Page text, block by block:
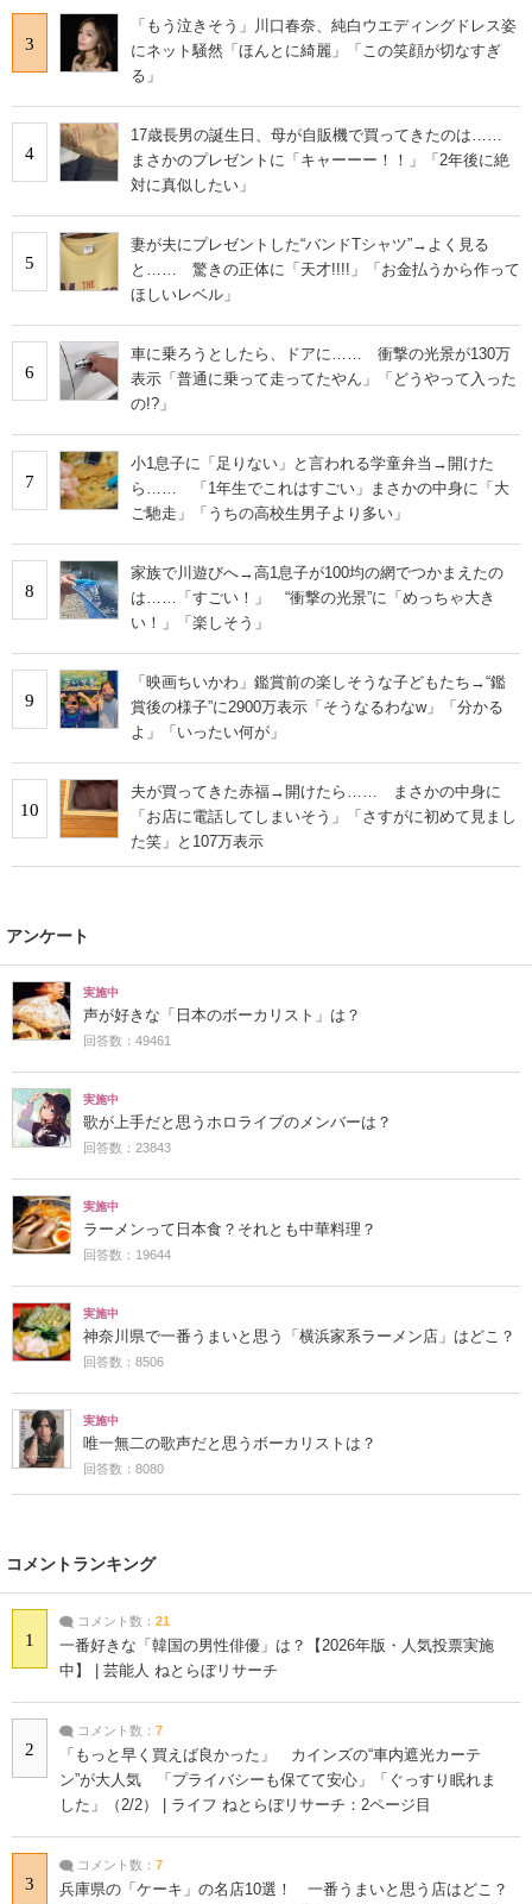
3
「もう泣きそう」川口春奈、純白ウエディングドレス姿
にネット騒然「ほんとに綺麗」「この笑顔が切なすぎ
る」
4
17歳長男の誕生日、母が自販機で買ってきたのは……
まさかのプレゼントに「キャーーー！！」「2年後に絶
対に真似したい」
5
妻が夫にプレゼントした“バンドTシャツ”→よく見る
と…… 驚きの正体に「天才!!!!」「お金払うから作って
ほしいレベル」
6
車に乗ろうとしたら、ドアに…… 衝撃の光景が130万
表示「普通に乗って走ってたやん」「どうやって入った
の!?」
7
小1息子に「足りない」と言われる学童弁当→開けた
ら…… 「1年生でこれはすごい」まさかの中身に「大
ご馳走」「うちの高校生男子より多い」
8
家族で川遊びへ→高1息子が100均の網でつかまえたの
は……「すごい！」 “衝撃の光景”に「めっちゃ大き
い！」「楽しそう」
9
「映画ちいかわ」鑑賞前の楽しそうな子どもたち→“鑑
賞後の様子”に2900万表示「そうなるわなw」「分かる
よ」「いったい何が」
10
夫が買ってきた赤福→開けたら…… まさかの中身に
「お店に電話してしまいそう」「さすがに初めて見まし
た笑」と107万表示
アンケート
実施中
声が好きな「日本のボーカリスト」は？
回答数：49461
実施中
歌が上手だと思うホロライブのメンバーは？
回答数：23843
実施中
ラーメンって日本食？それとも中華料理？
回答数：19644
実施中
神奈川県で一番うまいと思う「横浜家系ラーメン店」はどこ？
回答数：8506
実施中
唯一無二の歌声だと思うボーカリストは？
回答数：8080
コメントランキング
1
コメント数： 21
一番好きな「韓国の男性俳優」は？【2026年版・人気投票実施
中】 | 芸能人 ねとらぼリサーチ
2
コメント数： 7
「もっと早く買えば良かった」 カインズの“車内遮光カーテ
ン”が大人気 「プライバシーも保てて安心」「ぐっすり眠れま
した」（2/2） | ライフ ねとらぼリサーチ：2ページ目
3
コメント数： 7
兵庫県の「ケーキ」の名店10選！ 一番うまいと思う店はどこ？